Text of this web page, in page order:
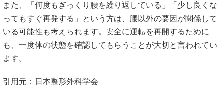
また、「何度もぎっくり腰を繰り返している」「少し良くな
ってもすぐ再発する」という方は、腰以外の要因が関係して
いる可能性も考えられます。安全に運転を再開するために
も、一度体の状態を確認してもらうことが大切と言われてい
ます。
引用元：日本整形外科学会